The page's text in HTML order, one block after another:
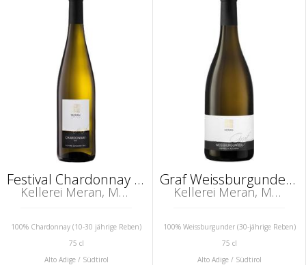
Festival Chardonnay Alto Adige DOC
Kellerei Meran, Marling, Südtirol (Alto Adige)
100% Chardonnay (10-30 jährige Reben)
75 cl
Alto Adige / Südtirol
Graf Weissburgunder Alto Adige DOC
Kellerei Meran, Marling, Südtirol (Alto Adige)
100% Weissburgunder (30-jährige Reben)
75 cl
Alto Adige / Südtirol